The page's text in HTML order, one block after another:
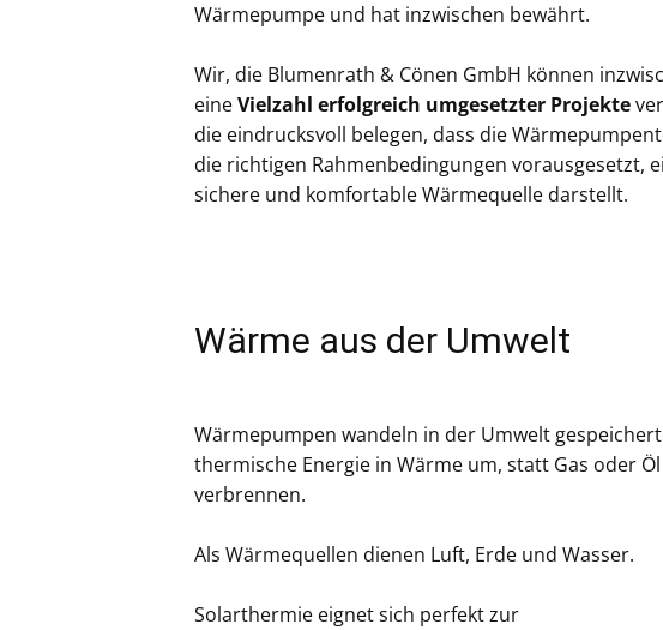
Wärmepumpe und hat inzwischen bewährt.
Wir, die Blumenrath & Cönen GmbH können
eineVielzahl erfolgreich umgesetzter Projekte
die eindrucksvoll belegen, dass die
die richtigen Rahmenbedingungen vorausgesetzt,
sichere und komfortable Wärmequelle darstellt.
Wärme aus der Umwelt
Wärmepumpen wandeln in der Umwelt
thermische Energie in Wärme um, statt Gas oder
verbrennen.
Als Wärmequellen dienen Luft, Erde und Wasser.
Solarthermie eignet sich perfekt zur